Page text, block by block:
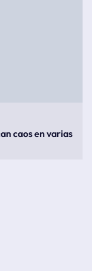
caos en varias